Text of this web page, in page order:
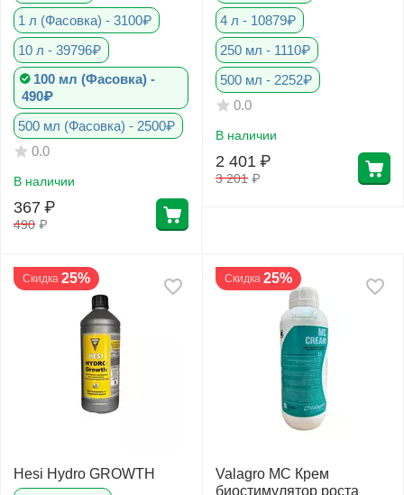
1 л (Фасовка) - 3100₽
10 л - 39796₽
100 мл (Фасовка) -
490₽
500 мл (Фасовка) - 2500₽
0.0
В наличии
490 ₽
367 ₽
4 л - 10879₽
250 мл - 1110₽
500 мл - 2252₽
0.0
В наличии
3 201 ₽
2 401 ₽
Скидка 25%
Hesi Hydro GROWTH
Скидка 25%
Valagro МС Крем
биостимулятор роста